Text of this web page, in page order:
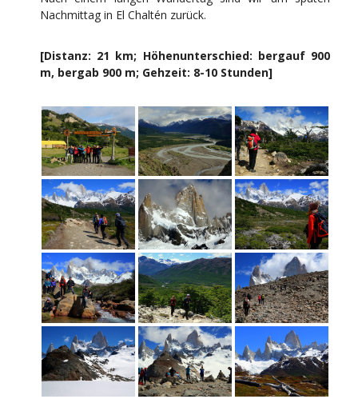
Nachmittag in El Chaltén zurück.
[Distanz: 21 km; Höhenunterschied: bergauf 900
m, bergab 900 m; Gehzeit: 8-10 Stunden]